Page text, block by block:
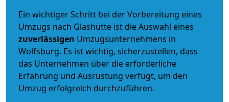
Ein wichtiger Schritt bei der Vorbereitung eines
Umzugs nach Glashütte ist die Auswahl eines
zuverlässigen Umzugsunternehmens in
Wolfsburg. Es ist wichtig, sicherzustellen, dass
das Unternehmen über die erforderliche
Erfahrung und Ausrüstung verfügt, um den
Umzug erfolgreich durchzuführen.